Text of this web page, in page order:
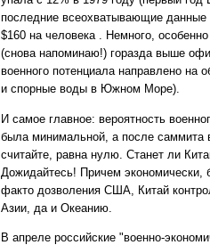
последние всеохватывающие
$160 на человека . Немного,
(снова напоминаю!) горазда выше
военного потенциала направлено на
и спорные воды в Южном Море).
И самое главное: вероятность
была минимальной, а после саммита
считайте, равна нулю. Станет ли
Дожидайтесь! Причем экономически,
факто дозволения США, Китай
Азии, да и Океанию.
В апреле российские "военно-